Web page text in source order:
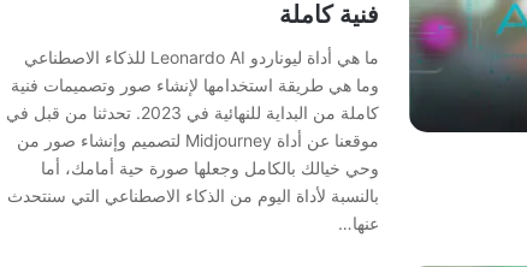
فنية كاملة
ما هي أداة ليوناردو Leonardo AI للذكاء الاصطناعي
وما هي طريقة استخدامها لإنشاء صور وتصميمات فنية
كاملة من البداية للنهائية في 2023. تحدثنا من قبل في
موقعنا عن أداة Midjourney لتصميم وإنشاء صور من
وحي خيالك بالكامل وجعلها صورة حية أمامك، أما
بالنسبة لأداة اليوم من الذكاء الاصطناعي التي سنتحدث
عنها…